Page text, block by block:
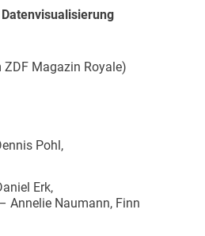
Magazin Royale)
Pohl,
Erk,
Annelie Naumann, Finn